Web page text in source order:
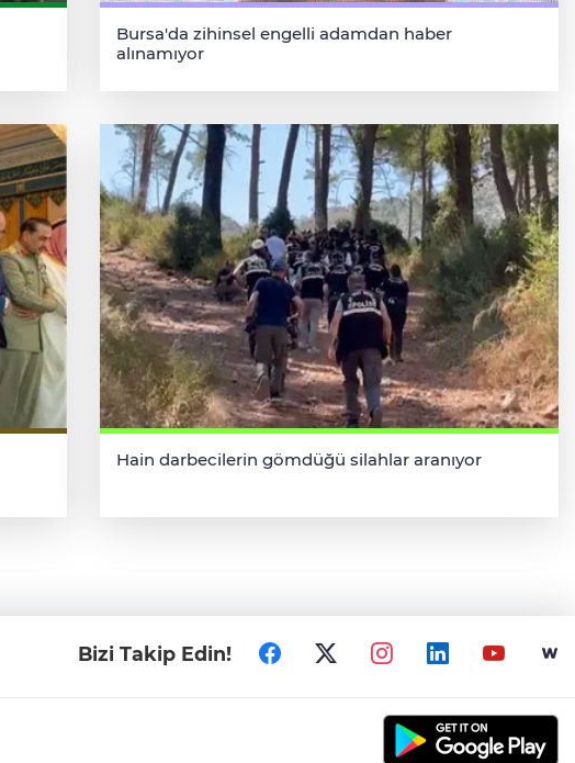
Bursa'da zihinsel engelli adamdan haber
alınamıyor
Hain darbecilerin gömdüğü silahlar aranıyor
Bizi Takip Edin!